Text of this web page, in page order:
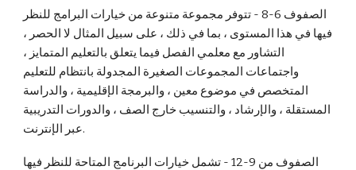
الصفوف 6-8 - تتوفر مجموعة متنوعة من خيارات البرامج للنظر
فيها في هذا المستوى ، بما في ذلك ، على سبيل المثال لا الحصر ،
التشاور مع معلمي الفصل فيما يتعلق بالتعليم المتمايز ،
واجتماعات المجموعات الصغيرة المجدولة بانتظام للتعليم
المتخصص في موضوع معين ، والبرمجة الإقليمية ، والدراسة
المستقلة ، والإرشاد ، والتنسيب خارج الصف ، والدورات التدريبية
عبر الإنترنت.
الصفوف من 9-12 - تشمل خيارات البرنامج المتاحة للنظر فيها